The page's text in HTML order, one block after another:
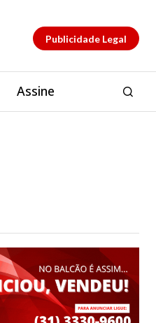
Publicidade Legal
Assine